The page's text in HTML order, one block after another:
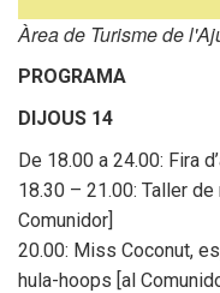
Àrea de Turisme de
PROGRAMA
DIJOUS 14
De 18.00 a 24.00: Fira
18.30 – 21.00: Taller
Comunidor]
20.00: Miss Coconut,
hula-hoops [al